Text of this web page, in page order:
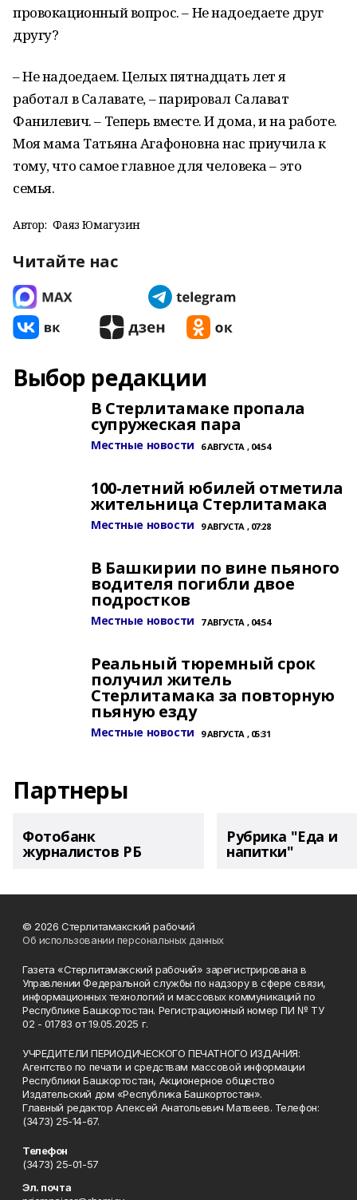
провокационный вопрос. – Не надоедаете друг
другу?
– Не надоедаем. Целых пятнадцать лет я
работал в Салавате, – парировал Салават
Фанилевич. – Теперь вместе. И дома, и на работе.
Моя мама Татьяна Агафоновна нас приучила к
тому, что самое главное для человека – это
семья.
Автор: Фаяз Юмагузин
Читайте нас
Выбор редакции
В Стерлитамаке пропала
супружеская пара
Местные новости 6 АВГУСТА , 04:54
100-летний юбилей отметила
жительница Стерлитамака
Местные новости 9 АВГУСТА , 07:28
В Башкирии по вине пьяного
водителя погибли двое
подростков
Местные новости 7 АВГУСТА , 04:54
Реальный тюремный срок
получил житель
Стерлитамака за повторную
пьяную езду
Местные новости 9 АВГУСТА , 05:31
Партнеры
Фотобанк
журналистов РБ
Рубрика "Еда и
напитки"
© 2026 Стерлитамакский рабочий
Об использовании персональных данных
Газета «Стерлитамакский рабочий» зарегистрирована в
Управлении Федеральной службы по надзору в сфере связи,
информационных технологий и массовых коммуникаций по
Республике Башкортостан. Регистрационный номер ПИ № ТУ
02 - 01783 от 19.05.2025 г.
УЧРЕДИТЕЛИ ПЕРИОДИЧЕСКОГО ПЕЧАТНОГО ИЗДАНИЯ:
Агентство по печати и средствам массовой информации
Республики Башкортостан, Акционерное общество
Издательский дом «Республика Башкортостан».
Главный редактор Алексей Анатольевич Матвеев. Телефон:
(3473) 25-14-67.
Телефон
(3473) 25-01-57
Эл. почта